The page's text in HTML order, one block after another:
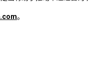
。